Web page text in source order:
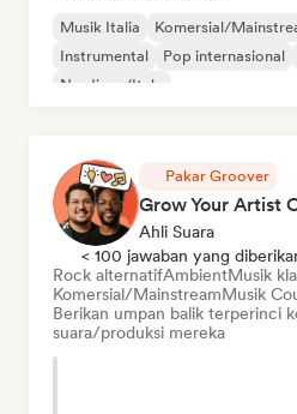
Musik Italia Komersial/
Instrumental
Pop internasional
Nu-disco/Italo
Pakar Groover
Ahli Suara
< 100 jawaban yang
Rock alternatifAmbientMusik
Komersial/MainstreamMusik
Berikan umpan balik terperinci
suara/produksi mereka